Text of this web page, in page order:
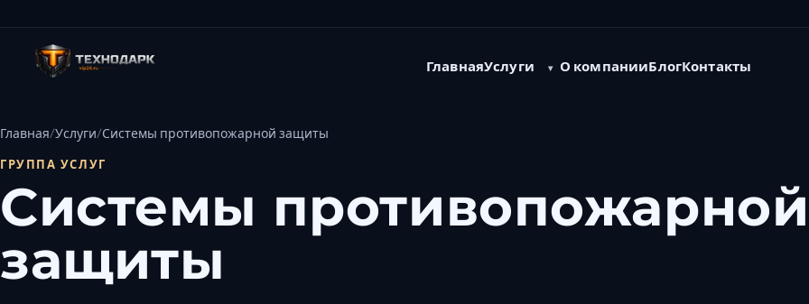
ГлавнаяУслуги О компанииБлогКонтакты
Главная Услуги Системы противопожарной защиты
ГРУППА УСЛУГ
Системы противопожарной
защиты